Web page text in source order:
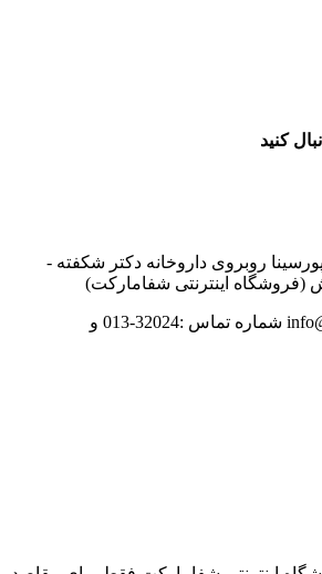
کنید
روبروی داروخانه دکتر شکفته -
(فروشگاه اینترنتی شفامارکت)